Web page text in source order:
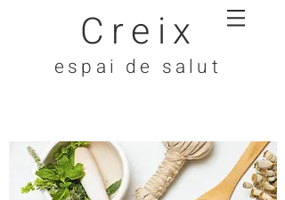
Creix
espai de salut